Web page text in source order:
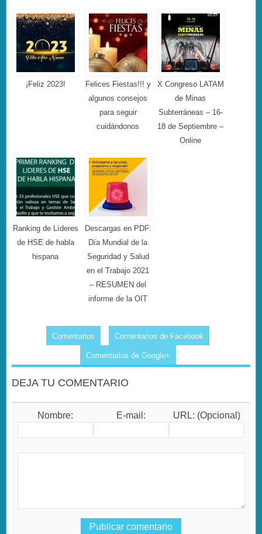
¡Feliz 2023!
Felices Fiestas!!! y
algunos consejos
para seguir
cuidándonos
X Congreso LATAM
de Minas
Subterráneas – 16-
18 de Septiembre –
Online
Ranking de Líderes
de HSE de habla
hispana
Descargas en PDF:
Día Mundial de la
Seguridad y Salud
en el Trabajo 2021
– RESUMEN del
informe de la OIT
Comentarios Comentarios de Facebook
Comentarios de Google+
DEJA TU COMENTARIO
Nombre: E-mail: URL: (Opcional)